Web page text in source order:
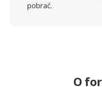
pobrać.
O